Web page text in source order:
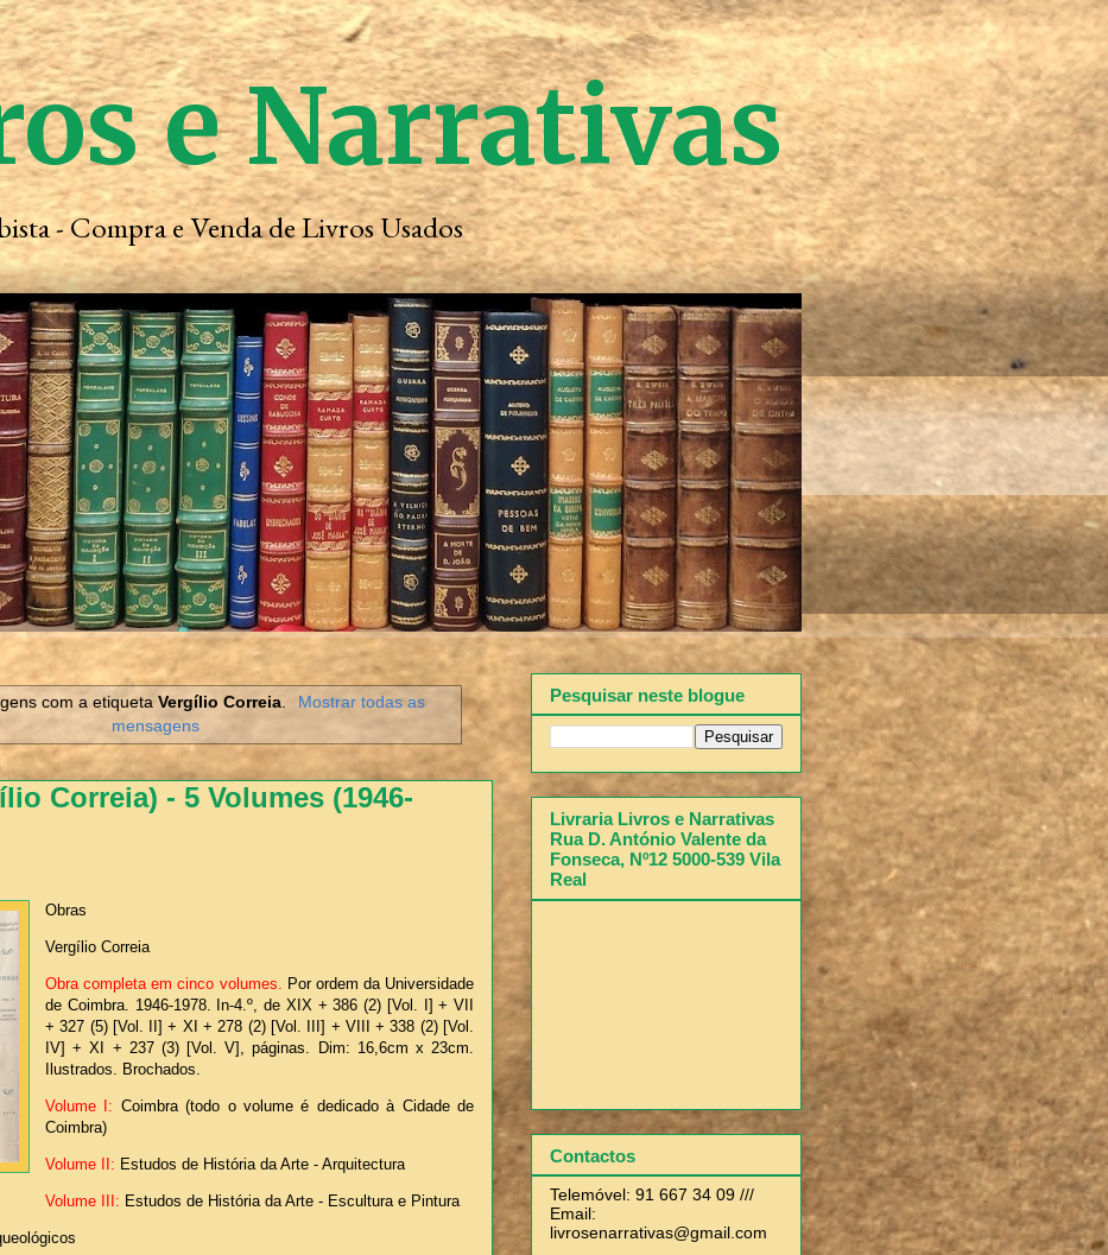
e Narrativas
- Compra e Venda de Livros Usados
com a etiquetaVergílio Correia
Mostrar todas as
mensagens
Correia) - 5 Volumes (1946-
Obras
Vergílio Correia
Obra completa em cinco volumes. Por ordem da Universidade
de Coimbra. 1946-1978. In-4.º, de XIX + 386 (2) [Vol. I] + VII
+ 327 (5) [Vol. II] + XI + 278 (2) [Vol. III] + VIII + 338 (2) [Vol.
IV] + XI + 237 (3) [Vol. V], páginas. Dim: 16,6cm x 23cm.
Ilustrados. Brochados.
Volume I: Coimbra (todo o volume é dedicado à Cidade de
Coimbra)
Volume II: Estudos de História da Arte - Arquitectura
Volume III: Estudos de História da Arte - Escultura e Pintura
Pesquisar neste blogue
Livraria Livros e Narrativas
Rua D. António Valente da
Fonseca, Nº12 5000-539 Vila
Real
Contactos
Telemóvel: 91 667 34 09 ///
Email:
livrosenarrativas@gmail.com